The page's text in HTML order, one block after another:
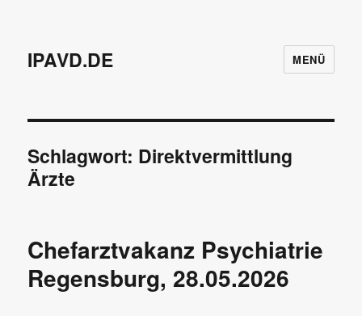
IPAVD.DE MENÜ
Schlagwort: Direktvermittlung
Ärzte
Chefarztvakanz Psychiatrie
Regensburg, 28.05.2026